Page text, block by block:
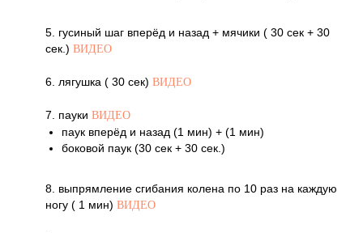
5. гусиный шаг вперёд и назад + мячики ( 30 сек + 30
сек.) ВИДЕО
6. лягушка ( 30 сек) ВИДЕО
7. пауки ВИДЕО
паук вперёд и назад (1 мин) + (1 мин)
боковой паук (30 сек + 30 сек.)
8. выпрямление сгибания колена по 10 раз на каждую
ногу ( 1 мин) ВИДЕО